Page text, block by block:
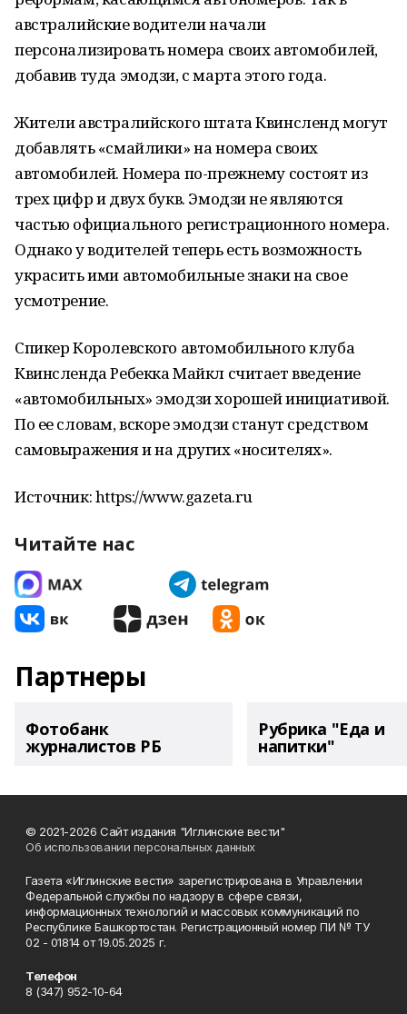
австралийские водители начали
персонализировать номера своих автомобилей,
добавив туда эмодзи, с марта этого года.
Жители австралийского штата Квинсленд могут
добавлять «смайлики» на номера своих
автомобилей. Номера по-прежнему состоят из
трех цифр и двух букв. Эмодзи не являются
частью официального регистрационного номера.
Однако у водителей теперь есть возможность
украсить ими автомобильные знаки на свое
усмотрение.
Спикер Королевского автомобильного клуба
Квинсленда Ребекка Майкл считает введение
«автомобильных» эмодзи хорошей инициативой.
По ее словам, вскоре эмодзи станут средством
самовыражения и на других «носителях».
Источник: https://www.gazeta.ru
Читайте нас
Партнеры
Фотобанк
журналистов РБ
Рубрика "Еда и
напитки"
© 2021-2026 Сайт издания "Иглинские вести"
Об использовании персональных данных
Газета «Иглинские вести» зарегистрирована в Управлении
Федеральной службы по надзору в сфере связи,
информационных технологий и массовых коммуникаций по
Республике Башкортостан. Регистрационный номер ПИ № ТУ
02 - 01814 от 19.05.2025 г.
Телефон
8 (347) 952-10-64